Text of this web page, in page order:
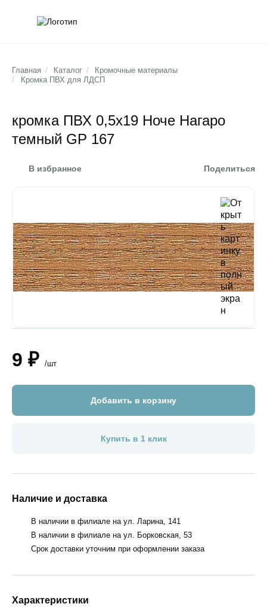
Главная / Каталог /
Кромочные материалы
/
Кромка ПВХ для ЛДСП
кромка ПВХ 0,5х19 Ноче Нагаро
темный GP 167
В избранное Поделиться
9 ₽ /шт
Добавить в корзину
Купить в 1 клик
Наличие и доставка
В наличии в филиале на ул. Ларина, 141
В наличии в филиале на ул. Борковская, 53
Срок доставки уточним при оформлении заказа
Характеристики